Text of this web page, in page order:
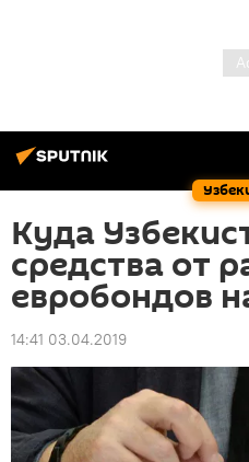
Куда
средства от
евробондов
14:41 03.04.2019